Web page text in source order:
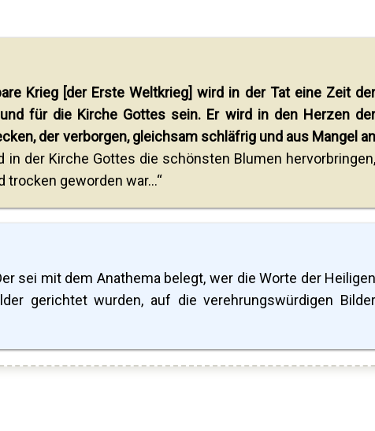
Krieg [der Erste Weltkrieg] wird in der Tat eine Zeit
für die Kirche Gottes sein. Er wird in den Herzen
der verborgen, gleichsam schläfrig und aus Mangel an
in der Kirche Gottes die schönsten Blumen hervorbringen,
trocken geworden war...“
sei mit dem Anathema belegt, wer die Worte der Heiligen
gerichtet wurden, auf die verehrungswürdigen Bilder